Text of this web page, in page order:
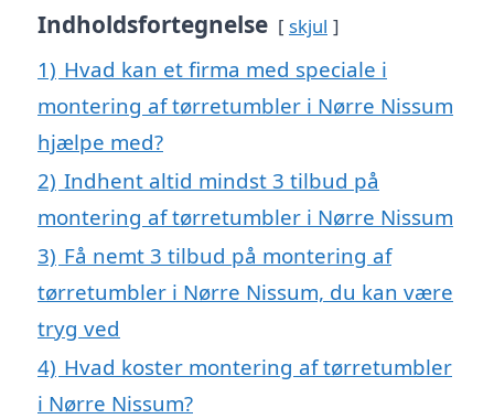
Indholdsfortegnelse skjul
1) Hvad kan et firma med speciale i
montering af tørretumbler i Nørre Nissum
hjælpe med?
2) Indhent altid mindst 3 tilbud på
montering af tørretumbler i Nørre Nissum
3) Få nemt 3 tilbud på montering af
tørretumbler i Nørre Nissum, du kan være
tryg ved
4) Hvad koster montering af tørretumbler
i Nørre Nissum?